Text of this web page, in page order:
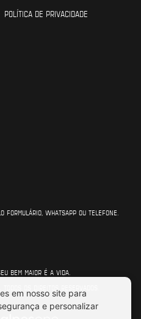
POLÍTICA DE PRIVACIDADE
FORMULÁRIO, WHATSAPP OU TELEFONE.
BEM MAIOR É A VIDA.
OS DIREITOS RESERVADOS.